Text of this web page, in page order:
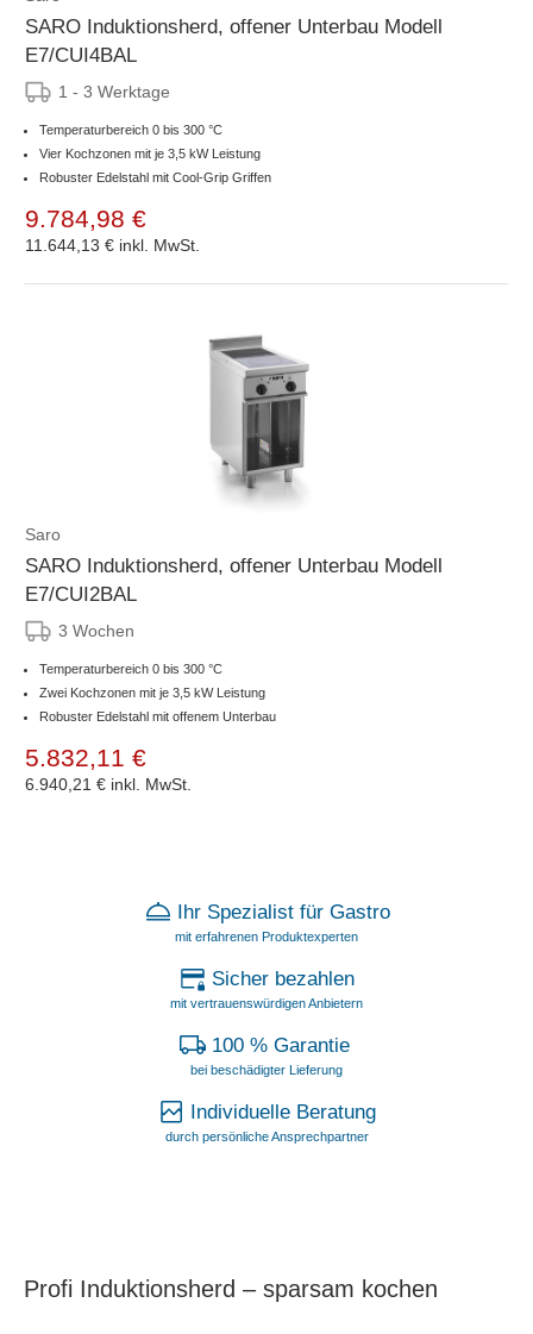
SARO Induktionsherd, offener Unterbau Modell
E7/CUI4BAL
1 - 3 Werktage
Temperaturbereich 0 bis 300 °C
Vier Kochzonen mit je 3,5 kW Leistung
Robuster Edelstahl mit Cool-Grip Griffen
9.784,98 €
11.644,13 € inkl. MwSt.
Saro
SARO Induktionsherd, offener Unterbau Modell
E7/CUI2BAL
3 Wochen
Temperaturbereich 0 bis 300 °C
Zwei Kochzonen mit je 3,5 kW Leistung
Robuster Edelstahl mit offenem Unterbau
5.832,11 €
6.940,21 € inkl. MwSt.
Ihr Spezialist für Gastro
mit erfahrenen Produktexperten
Sicher bezahlen
mit vertrauenswürdigen Anbietern
100 % Garantie
bei beschädigter Lieferung
Individuelle Beratung
durch persönliche Ansprechpartner
Profi Induktionsherd – sparsam kochen